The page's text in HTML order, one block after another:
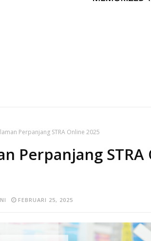
Perpanjang STRA Online 2025
Perpanjang
FEBRUARI 25, 2025